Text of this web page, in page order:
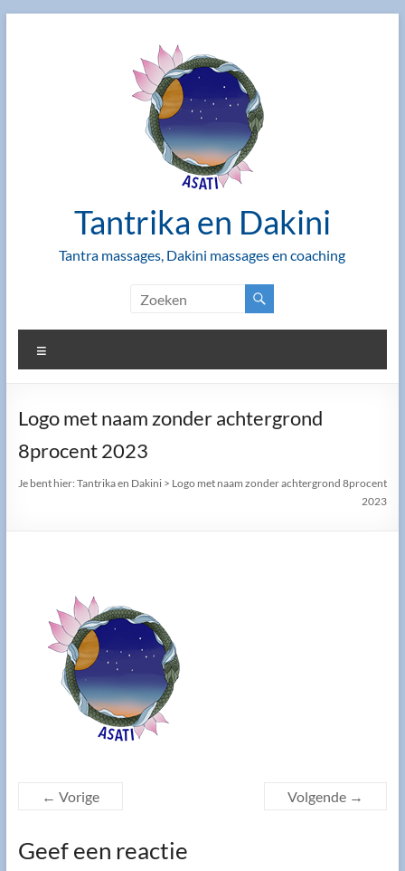
Tantrika en Dakini
Tantra massages, Dakini massages en coaching
Logo met naam zonder achtergrond
8procent 2023
Je bent hier:Tantrika en Dakini > Logo met naam zonder achtergrond 8procent
2023
← Vorige Volgende →
Geef een reactie